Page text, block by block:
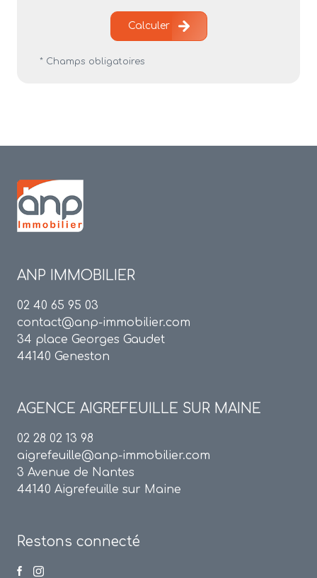
Calculer
* Champs obligatoires
ANP IMMOBILIER
02 40 65 95 03
contact@anp-immobilier.com
34 place Georges Gaudet
44140 Geneston
AGENCE AIGREFEUILLE SUR MAINE
02 28 02 13 98
aigrefeuille@anp-immobilier.com
3 Avenue de Nantes
44140 Aigrefeuille sur Maine
Restons connecté